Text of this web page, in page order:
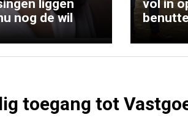
liggen
nog de wil
vol in
toegang tot